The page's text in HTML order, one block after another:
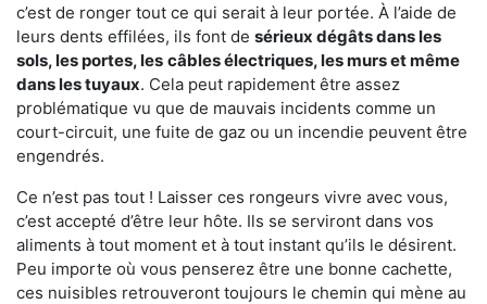
c’est de ronger tout ce qui serait à leur portée. À l’aide de
leurs dents effilées, ils font de sérieux dégâts dans les
sols, les portes, les câbles électriques, les murs et même
dans les tuyaux. Cela peut rapidement être assez
problématique vu que de mauvais incidents comme un
court-circuit, une fuite de gaz ou un incendie peuvent être
engendrés.
Ce n’est pas tout ! Laisser ces rongeurs vivre avec vous,
c’est accepté d’être leur hôte. Ils se serviront dans vos
aliments à tout moment et à tout instant qu’ils le désirent.
Peu importe où vous penserez être une bonne cachette,
ces nuisibles retrouveront toujours le chemin qui mène au